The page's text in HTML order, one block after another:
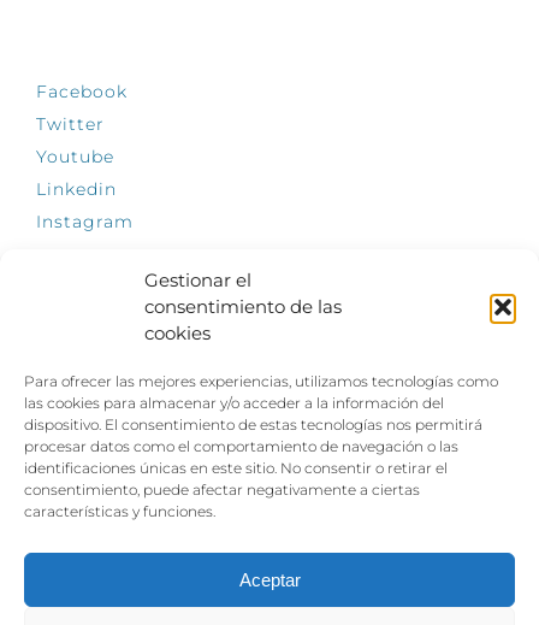
Gestionar el
consentimiento de las
cookies
Para ofrecer las mejores experiencias, utilizamos tecnologías como
las cookies para almacenar y/o acceder a la información del
dispositivo. El consentimiento de estas tecnologías nos permitirá
procesar datos como el comportamiento de navegación o las
identificaciones únicas en este sitio. No consentir o retirar el
consentimiento, puede afectar negativamente a ciertas
características y funciones.
Aceptar
Facebook
Twitter
Youtube
Linkedin
Instagram
El empleo, la gran llave para una vida
independiente: Fundación Dfa reclama un
impulso decidido a la inclusión laboral de las
personas con discapacidad
Clown, circo y magia: el Jardín de las Artes
de julio con su segundo “Festival